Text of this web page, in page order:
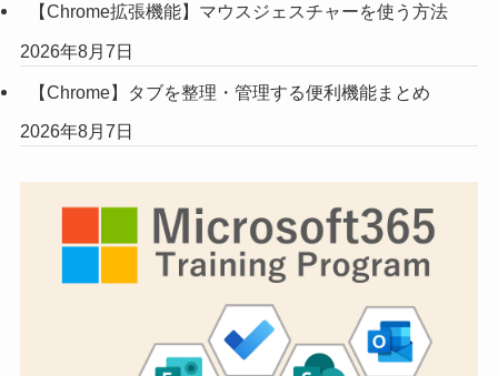
【Chrome拡張機能】マウスジェスチャーを使う方法
2026年8月7日
【Chrome】タブを整理・管理する便利機能まとめ
2026年8月7日